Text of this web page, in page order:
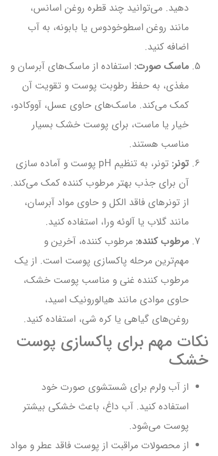
دهید. می‌توانید چند قطره روغن اسانس،
مانند روغن اسطوخودوس یا بابونه، به آب
اضافه کنید.
ماسک صورت: استفاده از ماسک‌های آبرسان و
مغذی، به حفظ رطوبت پوست و تقویت آن
کمک می‌کند. ماسک‌های حاوی عسل، آووکادو،
خیار یا ماست، برای پوست خشک بسیار
مناسب هستند.
تونر:
تونر، به تنظیم pH پوست و آماده سازی
آن برای جذب بهتر مرطوب کننده کمک می‌کند.
از تونرهای فاقد الکل و حاوی مواد آبرسان،
مانند گلاب یا آلوئه ورا، استفاده کنید.
مرطوب کننده: مرطوب کننده، آخرین و
مهم‌ترین مرحله پاکسازی پوست است. از یک
مرطوب کننده غنی و مناسب پوست خشک،
حاوی موادی مانند هیالورونیک اسید،
روغن‌های گیاهی یا کره شی، استفاده کنید.
نکات مهم برای پاکسازی پوست
خشک
از آب ولرم برای شستشوی صورت خود
استفاده کنید. آب داغ، باعث خشکی بیشتر
پوست می‌شود.
از محصولات مراقبت از پوست فاقد عطر و مواد